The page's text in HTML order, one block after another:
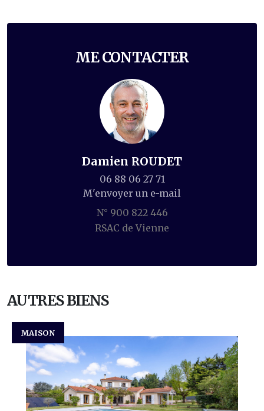
ME CONTACTER
Damien ROUDET
06 88 06 27 71
M'envoyer un e-mail
N° 900 822 446
RSAC de Vienne
AUTRES BIENS
MAISON